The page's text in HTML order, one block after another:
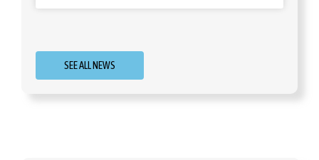
SEE ALL NEWS